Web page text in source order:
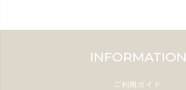
INFORMATION
ご利用ガイド